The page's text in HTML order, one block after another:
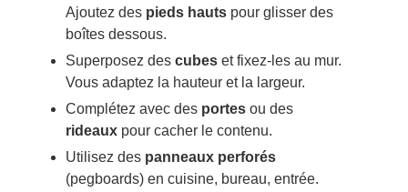
Ajoutez des pieds hautspour glisser des
boîtes dessous.
Superposez des cubeset fixez-les au mur.
Vous adaptez la hauteur et la largeur.
Complétez avec des portesou des
rideauxpour cacher le contenu.
Utilisez des panneaux perforés
(pegboards) en cuisine, bureau, entrée.